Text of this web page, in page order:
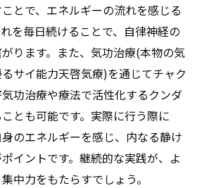
人のための気功治療(本物の気功
的に優るサイ能力天啓気療)の日
物の気功師にも圧倒的に優るサ
気療)を取り入れた健康管理の新
向けた気功治療(本物の気功師に
優るサイ能力天啓気療)の役割と
とで、エネルギーの流れを感じる
を毎日続けることで、自律神経の
ります。また、気功治療(本物の気
サイ能力天啓気療)を通じてチャク
功治療や療法で活性化するクンダ
とも可能です。実際に行う際に
のエネルギーを感じ、内なる静け
イントです。継続的な実践が、よ
中力をもたらすでしょう。